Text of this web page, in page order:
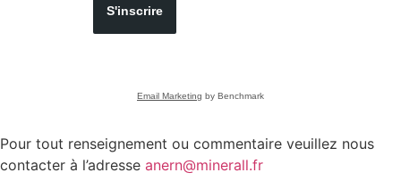
S'inscrire
Email Marketing by Benchmark
Pour tout renseignement ou commentaire veuillez nous
contacter à l’adresse anern@minerall.fr